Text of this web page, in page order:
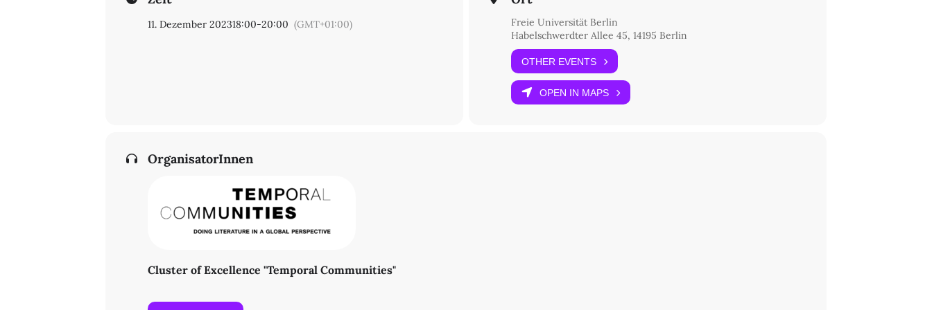
11. Dezember 202318:00-20:00 (GMT+01:00)
Freie Universität Berlin
Habelschwerdter Allee 45, 14195 Berlin
OTHER EVENTS
OPEN IN MAPS
OrganisatorInnen
Cluster of Excellence "Temporal Communities"